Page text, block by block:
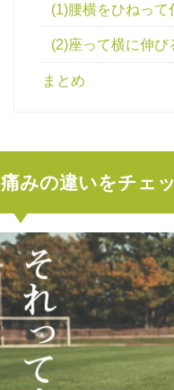
(1)腰横をひねって
(2)座って横に伸び
まとめ
痛みの違いをチェ